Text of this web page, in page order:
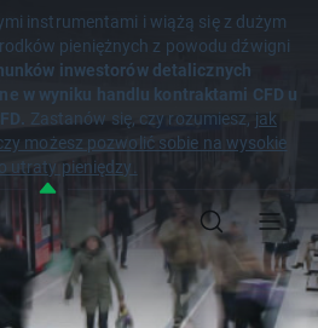
instrumentami i wiążą się z dużym
pieniężnych z powodu dźwigni
inwestorów detalicznych
w wyniku handlu kontraktami CFD u
Zastanów się, czy rozumiesz, jak
możesz pozwolić sobie na wysokie
utraty pieniędzy.